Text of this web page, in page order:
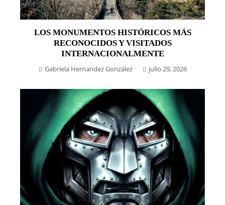
LOS MONUMENTOS HISTÓRICOS MÁS
RECONOCIDOS Y VISITADOS
INTERNACIONALMENTE
Gabriela Hernandez González julio 29, 2026